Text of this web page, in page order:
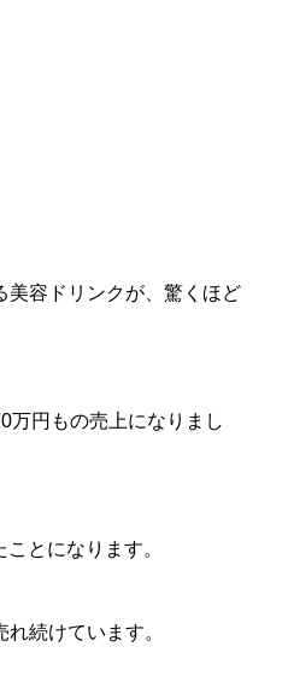
美容ドリンクが、驚くほど
万円もの売上になりまし
とになります。
続けています。